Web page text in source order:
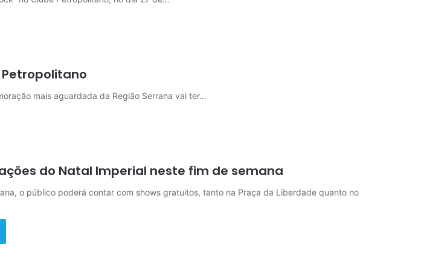
mais aguardada da Região Serrana vai ter…
do Natal Imperial neste fim de semana
o público poderá contar com shows gratuitos, tanto na Praça da Liberdade quanto no